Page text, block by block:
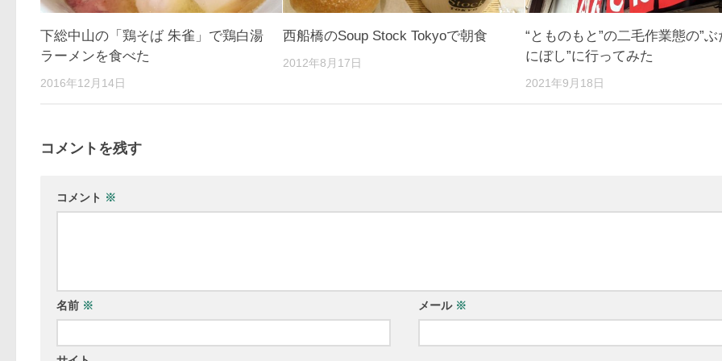
下総中山の「鶏そば 朱雀」で鶏白湯
ラーメンを食べた
2016年12月14日
西船橋のSoup Stock Tokyoで朝食
2012年8月17日
“とものもと”の二毛作業態の”ぶ
にぼし”に行ってみた
2021年9月18日
コメントを残す
コメント ※
名前 ※ メール ※